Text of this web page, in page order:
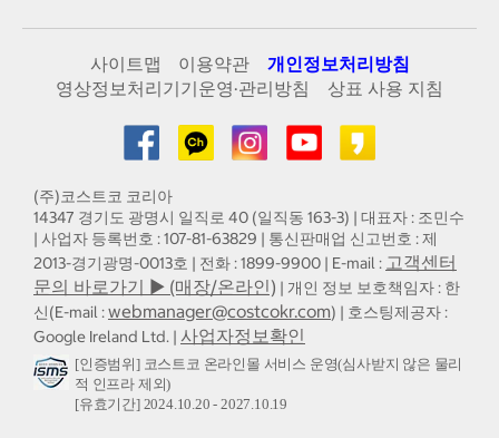
사이트맵 이용약관
개인정보처리방침
영상정보처리기기운영·관리방침
상표 사용 지침
(주)코스트코 코리아
14347 경기도 광명시 일직로 40 (일직동 163-3) | 대표자 : 조민수
| 사업자 등록번호 : 107-81-63829 | 통신판매업 신고번호 : 제
2013-경기광명-0013호 | 전화 : 1899-9900 | E-mail : 고객센터
문의 바로가기 ▶ (매장/온라인) | 개인 정보 보호책임자 : 한
신(E-mail :webmanager@costcokr.com) | 호스팅제공자 :
Google Ireland Ltd. | 사업자정보확인
[인증범위] 코스트코 온라인몰 서비스 운영(심사받지 않은 물리
적 인프라 제외)
[유효기간] 2024.10.20 - 2027.10.19